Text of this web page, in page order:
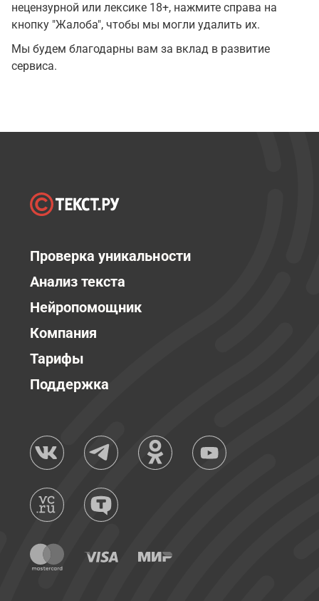
нецензурной или лексике 18+, нажмите справа на
кнопку "Жалоба", чтобы мы могли удалить их.
Мы будем благодарны вам за вклад в развитие
сервиса.
Проверка уникальности
Анализ текста
Нейропомощник
Компания
Тарифы
Поддержка